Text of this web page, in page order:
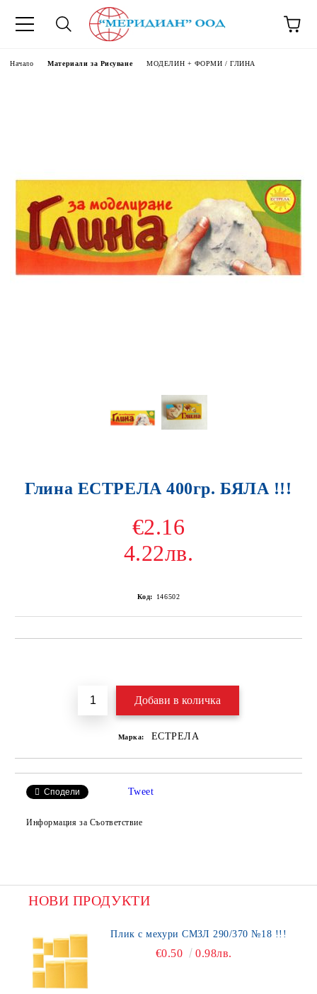
Начало Материали за Рисуване МОДЕЛИН + ФОРМИ / ГЛИНА
Глина ЕСТРЕЛА 400гр. БЯЛА !!!
€2.16
4.22лв.
Код: 146502
Марка: ЕСТРЕЛА
Сподели Tweet
Информация за Съответствие
НОВИ ПРОДУКТИ
Плик с мехури СМЗЛ 290/370 №18 !!!
€0.50 0.98лв.